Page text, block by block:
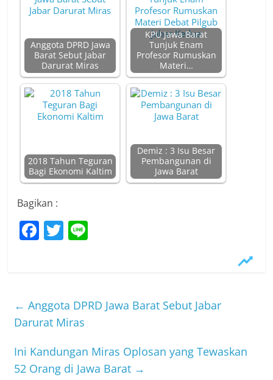
Anggota DPRD Jawa
Barat Sebut Jabar
Darurat Miras
KPU Jawa Barat
Tunjuk Enam
Profesor Rumuskan
Materi…
2018 Tahun Teguran
Bagi Ekonomi Kaltim
Demiz : 3 Isu Besar
Pembangunan di
Jawa Barat
Bagikan :
F
b
o
o
k
T
← Anggota DPRD Jawa Barat Sebut Jabar
Darurat Miras
Ini Kandungan Miras Oplosan yang Tewaskan
52 Orang di Jawa Barat →